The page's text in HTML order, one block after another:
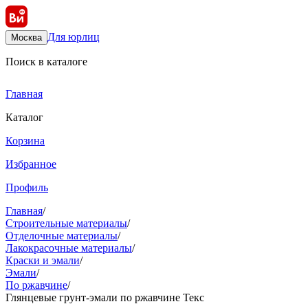
Москва Для юрлиц
Поиск в каталоге
Главная
Каталог
Корзина
Избранное
Профиль
Главная/
Строительные материалы/
Отделочные материалы/
Лакокрасочные материалы/
Краски и эмали/
Эмали/
По ржавчине/
Глянцевые грунт-эмали по ржавчине Текс